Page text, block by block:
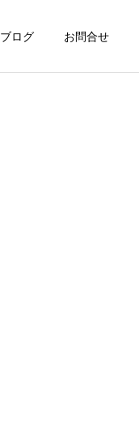
ブログ お問合せ